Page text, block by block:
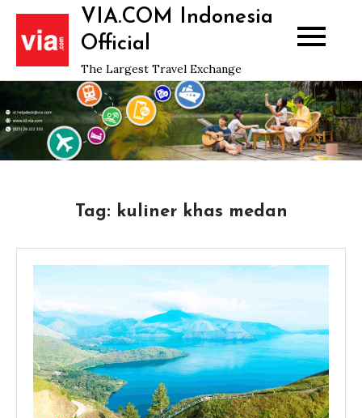
Skip
content
VIA.COM Indonesia
Official
The Largest Travel Exchange
Tag: kuliner khas medan